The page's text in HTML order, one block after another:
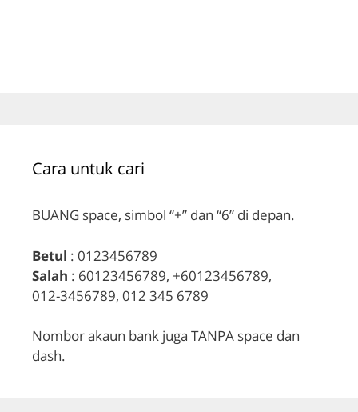
Cara untuk cari
BUANG space, simbol “+” dan “6” di depan.
Betul : 0123456789
Salah : 60123456789, +60123456789,
012-3456789, 012 345 6789
Nombor akaun bank juga TANPA space dan
dash.